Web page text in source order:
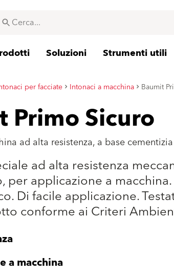
Soluzioni Strumenti utili
per facciate Intonaci a macchina Baumit
Primo Sicuro
ad alta resistenza, a base cementizia
ad alta resistenza
per applicazione a
Di facile applicazione.
conforme ai Criteri
a macchina